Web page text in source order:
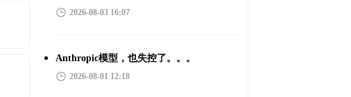
2026-08-03 16:07
Anthropic模型，也失控了。。。
2026-08-01 12:18